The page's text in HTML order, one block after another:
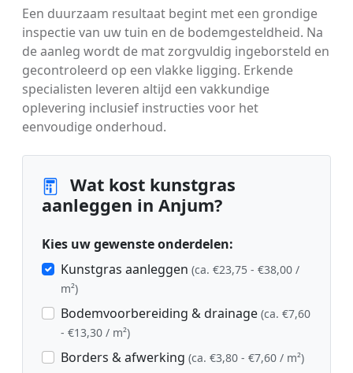
Een duurzaam resultaat begint met een grondige
inspectie van uw tuin en de bodemgesteldheid. Na
de aanleg wordt de mat zorgvuldig ingeborsteld en
gecontroleerd op een vlakke ligging. Erkende
specialisten leveren altijd een vakkundige
oplevering inclusief instructies voor het
eenvoudige onderhoud.
Wat kost kunstgras
aanleggen in Anjum?
Kies uw gewenste onderdelen:
Kunstgras aanleggen (ca. €23,75 - €38,00 /
m²)
Bodemvoorbereiding & drainage (ca. €7,60
- €13,30 / m²)
Borders & afwerking (ca. €3,80 - €7,60 / m²)